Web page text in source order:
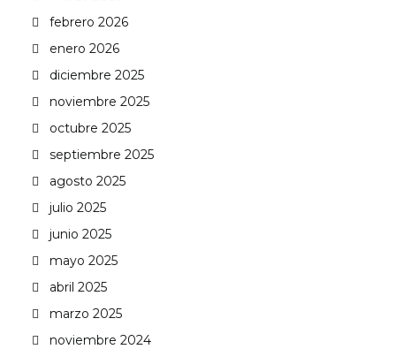
febrero 2026
enero 2026
diciembre 2025
noviembre 2025
octubre 2025
septiembre 2025
agosto 2025
julio 2025
junio 2025
mayo 2025
abril 2025
marzo 2025
noviembre 2024